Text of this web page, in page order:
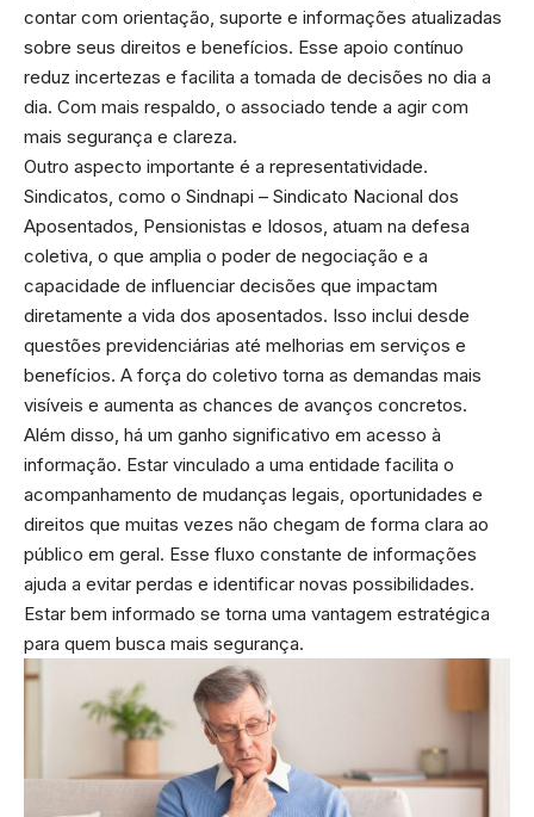
contar com orientação, suporte e informações atualizadas
sobre seus direitos e benefícios. Esse apoio contínuo
reduz incertezas e facilita a tomada de decisões no dia a
dia. Com mais respaldo, o associado tende a agir com
mais segurança e clareza.
Outro aspecto importante é a representatividade.
Sindicatos, como o Sindnapi – Sindicato Nacional dos
Aposentados, Pensionistas e Idosos, atuam na defesa
coletiva, o que amplia o poder de negociação e a
capacidade de influenciar decisões que impactam
diretamente a vida dos aposentados. Isso inclui desde
questões previdenciárias até melhorias em serviços e
benefícios. A força do coletivo torna as demandas mais
visíveis e aumenta as chances de avanços concretos.
Além disso, há um ganho significativo em acesso à
informação. Estar vinculado a uma entidade facilita o
acompanhamento de mudanças legais, oportunidades e
direitos que muitas vezes não chegam de forma clara ao
público em geral. Esse fluxo constante de informações
ajuda a evitar perdas e identificar novas possibilidades.
Estar bem informado se torna uma vantagem estratégica
para quem busca mais segurança.